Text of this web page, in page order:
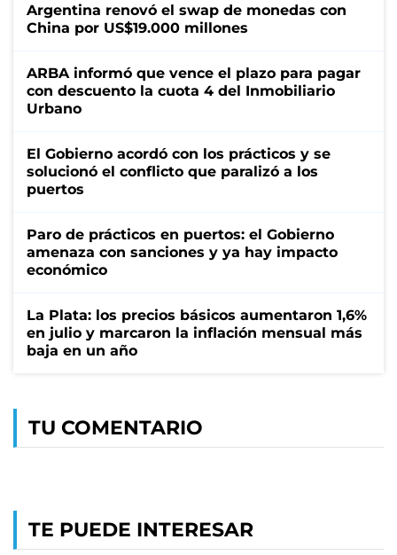
Argentina renovó el swap de monedas con
China por US$19.000 millones
ARBA informó que vence el plazo para pagar
con descuento la cuota 4 del Inmobiliario
Urbano
El Gobierno acordó con los prácticos y se
solucionó el conflicto que paralizó a los
puertos
Paro de prácticos en puertos: el Gobierno
amenaza con sanciones y ya hay impacto
económico
La Plata: los precios básicos aumentaron 1,6%
en julio y marcaron la inflación mensual más
baja en un año
TU COMENTARIO
TE PUEDE INTERESAR